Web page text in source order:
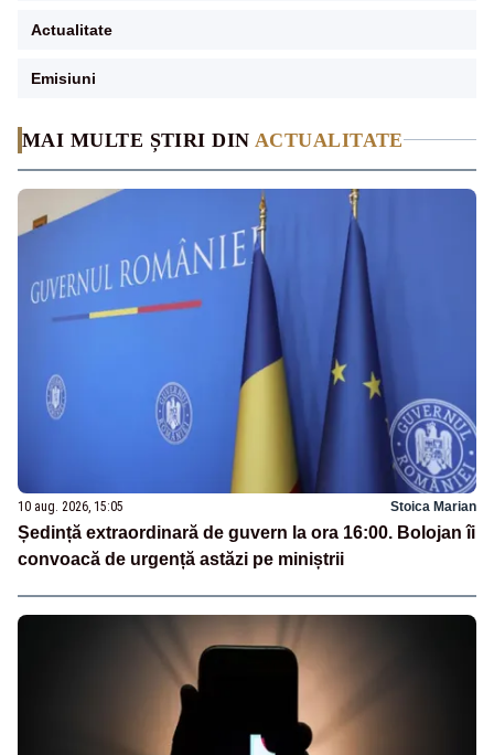
MAI MULTE ȘTIRI DIN ACTUALITATE
10 aug. 2026, 15:05 Stoica Marian
Ședință extraordinară de guvern la ora 16:00. Bolojan îi
convoacă de urgență astăzi pe miniștrii
Actualitate
Emisiuni